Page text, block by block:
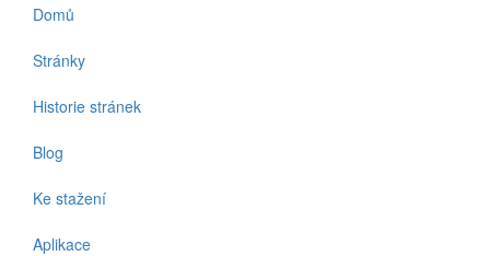
Domů
Stránky
Historie stránek
Blog
Ke stažení
Aplikace